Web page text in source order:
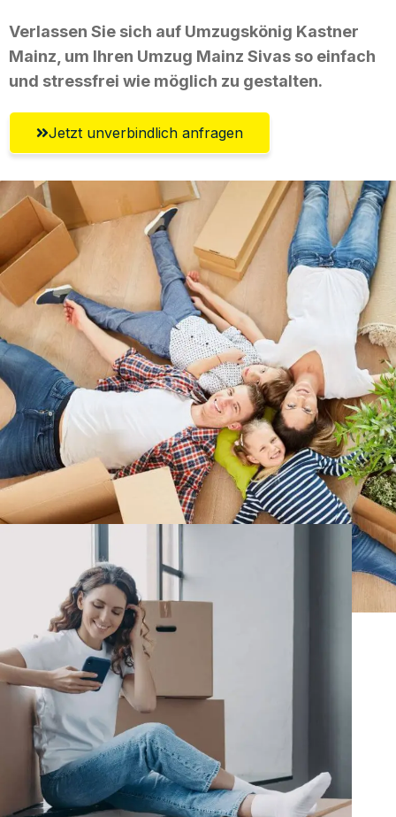
Verlassen Sie sich auf Umzugskönig Kastner
Mainz, um Ihren Umzug Mainz Sivas so einfach
und stressfrei wie möglich zu gestalten.
Jetzt unverbindlich anfragen